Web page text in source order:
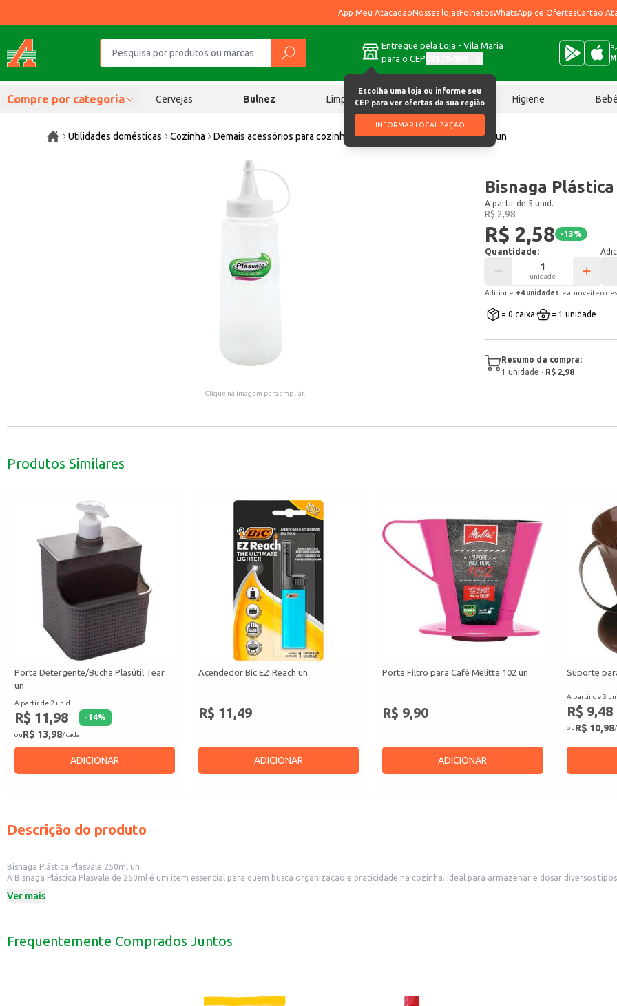
App Meu AtacadãoNossas lojasFolhetosWhatsApp de OfertasCartão
Entregue pela Loja - Vila Maria
para o CEP
Escolha uma loja ou informe seu
CEP para ver ofertas da sua região
INFORMAR LOCALIZAÇÃO
Compre por categoria Cervejas Bulnez Limpeza Chocolates Higiene
Utilidades domésticas Cozinha Demais acessórios para cozinha Bisnaga Plástica Plasvale 250ml un
Clique na imagem para ampliar.
Bisnaga
A partir de 5 unid.
R$ 2,98
R$ 2,58 -13%
Quantidade:
unidade
Adicione +4 unidades e aproveite o
= 0 caixa = 1 unidade
Resumo da compra:
1 unidade · R$ 2,98
Produtos Similares
Porta Detergente/Bucha Plasútil Tear
un
A partir de 2 unid.
R$ 11,98 -14%
ouR$ 13,98/ cada
ADICIONAR
Acendedor Bic EZ Reach un
R$ 11,49
ADICIONAR
Porta Filtro para Café Melitta 102 un
R$ 9,90
ADICIONAR
Suporte
A partir de 3
R$ 9,48
ouR$ 10,98/
Descrição do produto
Bisnaga Plástica Plasvale 250ml un
A Bisnaga Plástica Plasvale de 250ml é um item essencial para quem busca organização e praticidade na cozinha. Ideal para armazenar e dosar diversos
Dicas de Uso:
A Bisnaga Plástica Plasvale é uma solução simples e eficiente para quem busca praticidade e organização na cozinha, tornando o preparo de alimentos mais
Ver mais
Frequentemente Comprados Juntos